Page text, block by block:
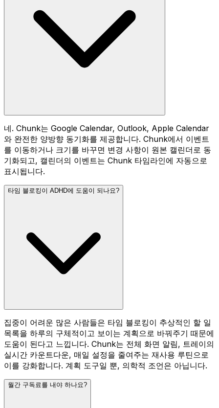
네. Chunk는 Google Calendar, Outlook, Apple Calendar
와 완전한 양방향 동기화를 제공합니다. Chunk에서 이벤트
를 이동하거나 크기를 바꾸면 변경 사항이 원본 캘린더로 동
기화되고, 캘린더의 이벤트는 Chunk 타임라인에 자동으로
표시됩니다.
타임 블로킹이 ADHD에 도움이 되나요?
집중이 어려운 많은 사람들은 타임 블로킹이 추상적인 할 일
목록을 하루의 구체적이고 보이는 계획으로 바꿔주기 때문에
도움이 된다고 느낍니다. Chunk는 전체 화면 알림, 트레이의
실시간 카운트다운, 매일 설정을 줄여주는 재사용 루틴으로
이를 강화합니다. 계획 도구일 뿐, 의학적 조언은 아닙니다.
월간 구독료를 내야 하나요?